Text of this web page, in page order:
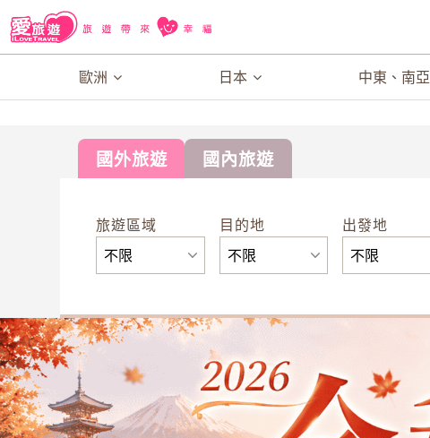
歐洲 日本 中東、南亞
國外旅遊 國內旅遊
旅遊區域 目的地 出發地